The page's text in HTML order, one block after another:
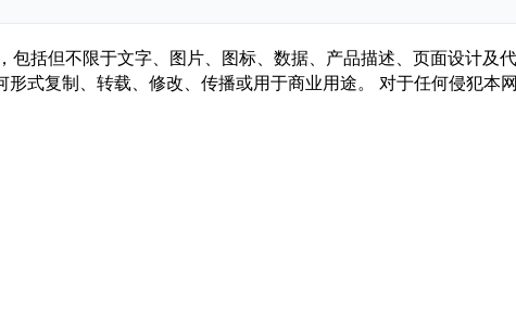
但不限于文字、图片、图标、数据、产品描述、页面设计及
式复制、转载、修改、传播或用于商业用途。 对于任何侵犯本